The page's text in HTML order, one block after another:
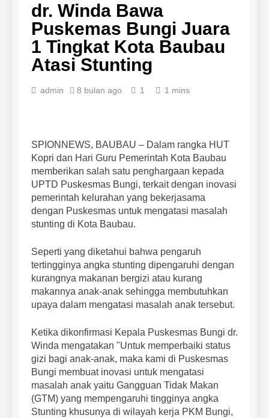
dr. Winda Bawa
Puskemas Bungi Juara
1 Tingkat Kota Baubau
Atasi Stunting
admin 8 bulan ago 1 1 mins
SPIONNEWS, BAUBAU – Dalam rangka HUT
Kopri dan Hari Guru Pemerintah Kota Baubau
memberikan salah satu penghargaan kepada
UPTD Puskesmas Bungi, terkait dengan inovasi
pemerintah kelurahan yang bekerjasama
dengan Puskesmas untuk mengatasi masalah
stunting di Kota Baubau.
Seperti yang diketahui bahwa pengaruh
tertingginya angka stunting dipengaruhi dengan
kurangnya makanan bergizi atau kurang
makannya anak-anak sehingga membutuhkan
upaya dalam mengatasi masalah anak tersebut.
Ketika dikonfirmasi Kepala Puskesmas Bungi dr.
Winda mengatakan "Untuk memperbaiki status
gizi bagi anak-anak, maka kami di Puskesmas
Bungi membuat inovasi untuk mengatasi
masalah anak yaitu Gangguan Tidak Makan
(GTM) yang mempengaruhi tingginya angka
Stunting khusunya di wilayah kerja PKM Bungi,